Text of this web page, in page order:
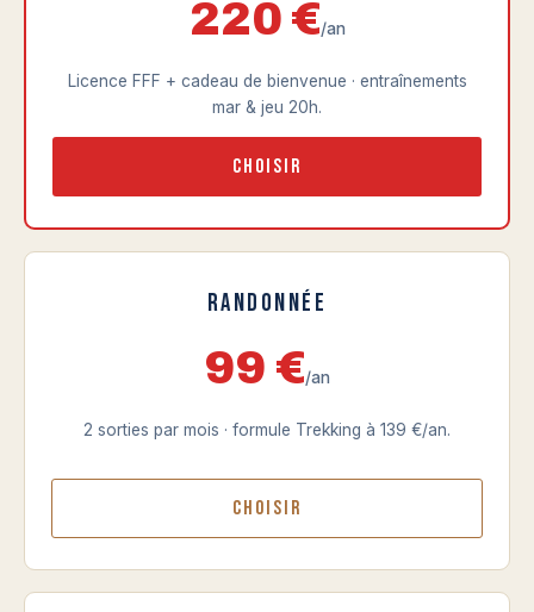
220 €/an
Licence FFF + cadeau de bienvenue · entraînements
mar & jeu 20h.
Choisir
Randonnée
99 €/an
2 sorties par mois · formule Trekking à 139 €/an.
Choisir